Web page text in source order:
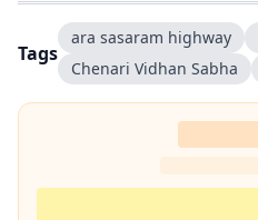
Tags
ara sasaram highway
Chenari Vidhan Sabha